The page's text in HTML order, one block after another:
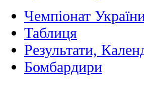
Чемпіонат
Таблиця
Результати,
Бомбардири